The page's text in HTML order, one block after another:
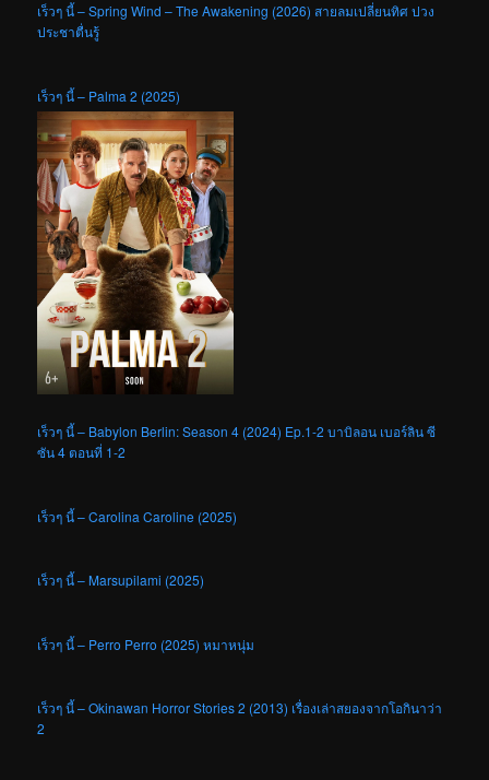
เร็วๆ นี้ – Spring Wind – The Awakening (2026) สายลมเปลี่ยนทิศ ปวง
ประชาตื่นรู้
เร็วๆ นี้ – Palma 2 (2025)
เร็วๆ นี้ – Babylon Berlin: Season 4 (2024) Ep.1-2 บาบิลอน เบอร์ลิน ซี
ซัน 4 ตอนที่ 1-2
เร็วๆ นี้ – Carolina Caroline (2025)
เร็วๆ นี้ – Marsupilami (2025)
เร็วๆ นี้ – Perro Perro (2025) หมาหนุ่ม
เร็วๆ นี้ – Okinawan Horror Stories 2 (2013) เรื่องเล่าสยองจากโอกินาว่า
2